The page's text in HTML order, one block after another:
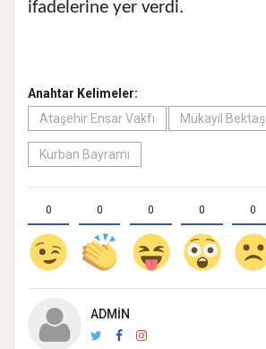
ifadelerine yer verdi.
Anahtar Kelimeler:
Ataşehir Ensar Vakfı
Mükayil Bektaş
Kurban Bayramı
0 0 0 0 0
ADMIN